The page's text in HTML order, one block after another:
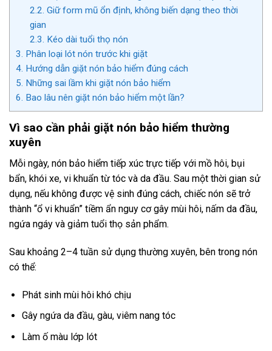
2.2. Giữ form mũ ổn định, không biến dạng theo thời
gian
2.3. Kéo dài tuổi thọ nón
3. Phân loại lót nón trước khi giặt
4. Hướng dẫn giặt nón bảo hiểm đúng cách
5. Những sai lầm khi giặt nón bảo hiểm
6. Bao lâu nên giặt nón bảo hiểm một lần?
Vì sao cần phải giặt nón bảo hiểm thường
xuyên
Mỗi ngày, nón bảo hiểm tiếp xúc trực tiếp với mồ hôi, bụi
bẩn, khói xe, vi khuẩn từ tóc và da đầu. Sau một thời gian sử
dụng, nếu không được vệ sinh đúng cách, chiếc nón sẽ trở
thành “ổ vi khuẩn” tiềm ẩn nguy cơ gây mùi hôi, nấm da đầu,
ngứa ngáy và giảm tuổi thọ sản phẩm.
Sau khoảng 2–4 tuần sử dụng thường xuyên, bên trong nón
có thể:
Phát sinh mùi hôi khó chịu
Gây ngứa da đầu, gàu, viêm nang tóc
Làm ố màu lớp lót